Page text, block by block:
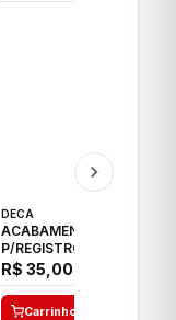
DECA
ACABAMENTO
P/REGISTRO 1/2"/3/4" C-
35 DECA
R$ 35,00
Carrinho